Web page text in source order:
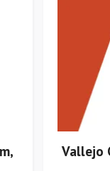
Vallejo